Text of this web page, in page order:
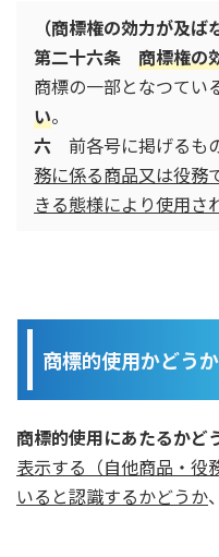
（商標権の効力が及ば
第二十六条
商標権の
商標の一部となつてい
い。
六 前各号に掲げるも
務に係る商品又は役務
きる態様により使用さ
商標的使用かどう
商標的使用にあたるかど
表示する（自他商品・役
いると認識するかどうか